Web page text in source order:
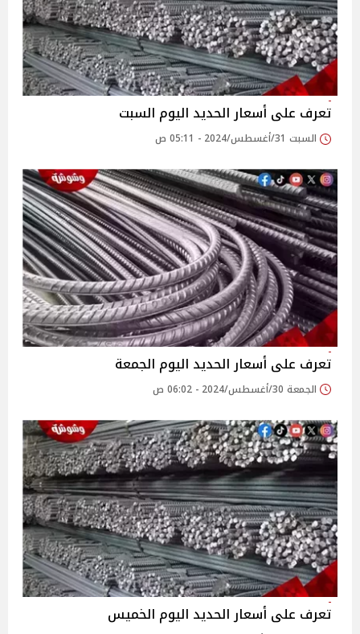
تعرف على أسعار الحديد اليوم السبت
السبت 31/أغسطس/2024 - 05:11 ص
تعرف على أسعار الحديد اليوم الجمعة
الجمعة 30/أغسطس/2024 - 06:02 ص
تعرف على أسعار الحديد اليوم الخميس